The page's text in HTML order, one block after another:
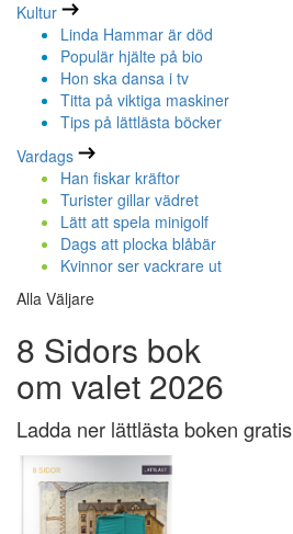
Kultur
Linda Hammar är död
Populär hjälte på bio
Hon ska dansa i tv
Titta på viktiga maskiner
Tips på lättlästa böcker
Vardags
Han fiskar kräftor
Turister gillar vädret
Lätt att spela minigolf
Dags att plocka blåbär
Kvinnor ser vackrare ut
Alla Väljare
8 Sidors bok
om valet 2026
Ladda ner lättlästa boken gratis